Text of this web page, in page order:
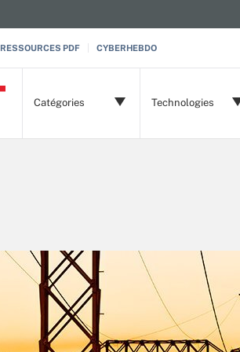
RESSOURCES PDF CYBERHEBDO
Catégories Technologies